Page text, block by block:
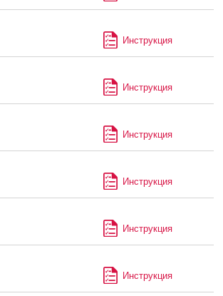
Инструкция
Инструкция
Инструкция
Инструкция
Инструкция
Инструкция